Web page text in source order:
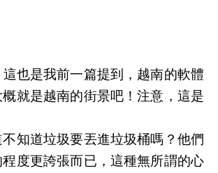
也是我前一篇提到，越南的軟體
就是越南的街景吧！注意，這是
知道垃圾要丟進垃圾桶嗎？他們
度更誇張而已，這種無所謂的心